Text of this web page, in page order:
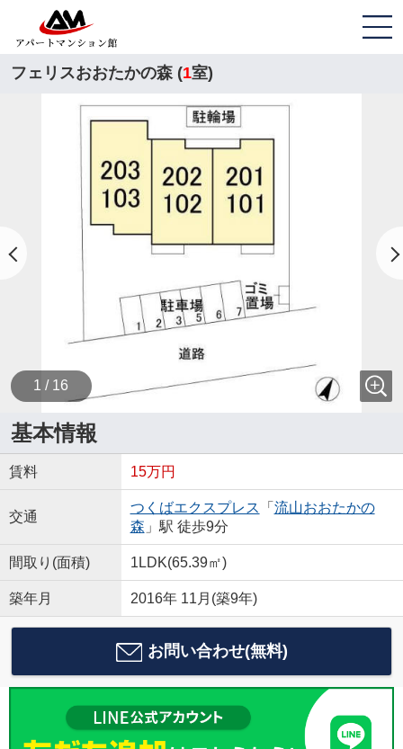
フェリスおおたかの森 (1室)
1 / 16
基本情報
賃料 15万円
交通
つくばエクスプレス 「 流山おおたかの
森 」駅 徒歩9分
間取り(面積) 1LDK(65.39㎡)
築年月 2016年 11月(築9年)
お問い合わせ(無料)